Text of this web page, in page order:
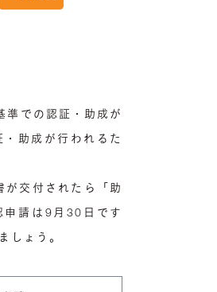
準での認証・助成が
助成が行われるた
が交付されたら「助
請は9月30日です
しょう。